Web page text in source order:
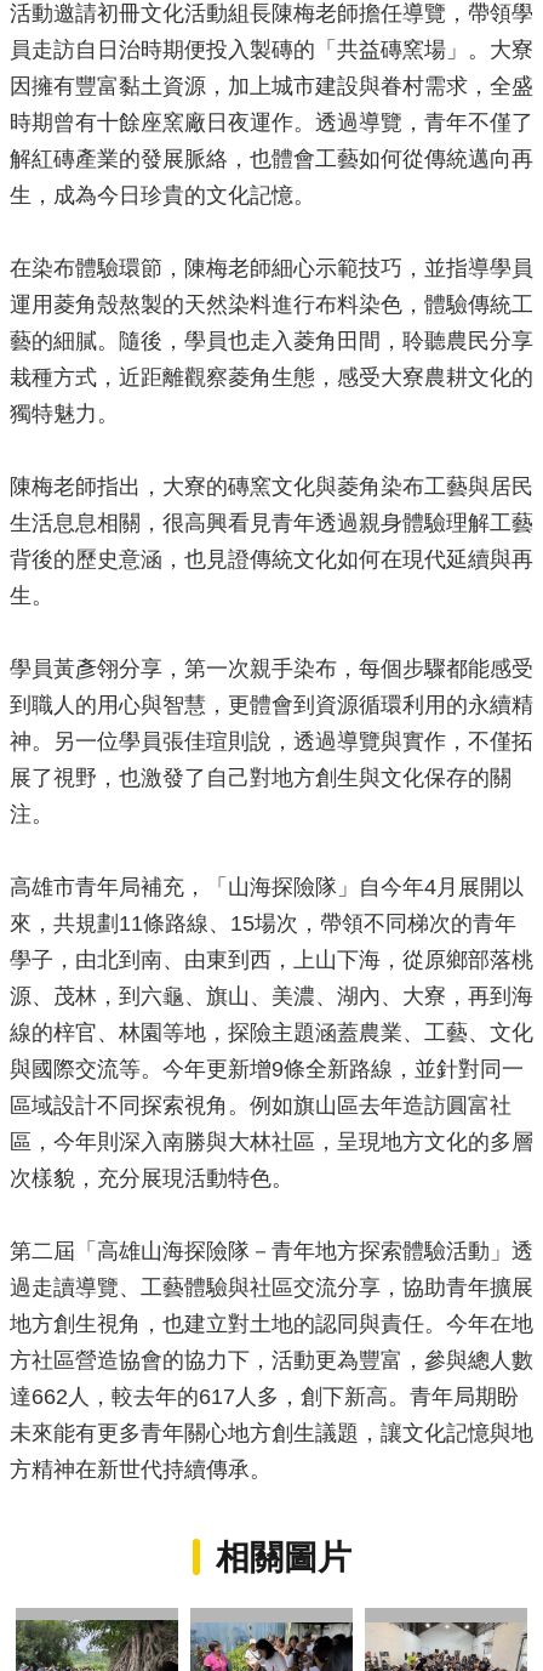
導
覽
局
長
信
箱
雙
詞
彙
Facebook
Instagram
Line
私
權
安
全
政
府
網
站
資
料
宣
告
活動邀請初冊文化活動組長陳梅老師擔任導覽，帶領學
員走訪自日治時期便投入製磚的「共益磚窯場」。大寮
因擁有豐富黏土資源，加上城市建設與眷村需求，全盛
時期曾有十餘座窯廠日夜運作。透過導覽，青年不僅了
解紅磚產業的發展脈絡，也體會工藝如何從傳統邁向再
生，成為今日珍貴的文化記憶。
在染布體驗環節，陳梅老師細心示範技巧，並指導學員
運用菱角殼熬製的天然染料進行布料染色，體驗傳統工
藝的細膩。隨後，學員也走入菱角田間，聆聽農民分享
栽種方式，近距離觀察菱角生態，感受大寮農耕文化的
獨特魅力。
陳梅老師指出，大寮的磚窯文化與菱角染布工藝與居民
生活息息相關，很高興看見青年透過親身體驗理解工藝
背後的歷史意涵，也見證傳統文化如何在現代延續與再
生。
學員黃彥翎分享，第一次親手染布，每個步驟都能感受
到職人的用心與智慧，更體會到資源循環利用的永續精
神。另一位學員張佳瑄則說，透過導覽與實作，不僅拓
展了視野，也激發了自己對地方創生與文化保存的關
注。
高雄市青年局補充，「山海探險隊」自今年4月展開以
來，共規劃11條路線、15場次，帶領不同梯次的青年
學子，由北到南、由東到西，上山下海，從原鄉部落桃
源、茂林，到六龜、旗山、美濃、湖內、大寮，再到海
線的梓官、林園等地，探險主題涵蓋農業、工藝、文化
與國際交流等。今年更新增9條全新路線，並針對同一
區域設計不同探索視角。例如旗山區去年造訪圓富社
區，今年則深入南勝與大林社區，呈現地方文化的多層
次樣貌，充分展現活動特色。
第二屆「高雄山海探險隊－青年地方探索體驗活動」透
過走讀導覽、工藝體驗與社區交流分享，協助青年擴展
地方創生視角，也建立對土地的認同與責任。今年在地
方社區營造協會的協力下，活動更為豐富，參與總人數
達662人，較去年的617人多，創下新高。青年局期盼
未來能有更多青年關心地方創生議題，讓文化記憶與地
方精神在新世代持續傳承。
相關圖片